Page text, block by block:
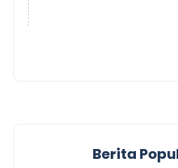
Berita